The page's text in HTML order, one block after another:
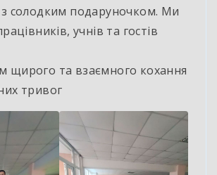
з солодким подаруночком. Ми
учнів та гостів
щирого та взаємного кохання
тривог